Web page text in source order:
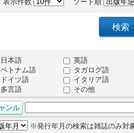
日本語
英語
ベトナム語
タガログ語
ドイツ語
イタリア語
多言語
その他
※発行年月の検索は雑誌のみ対